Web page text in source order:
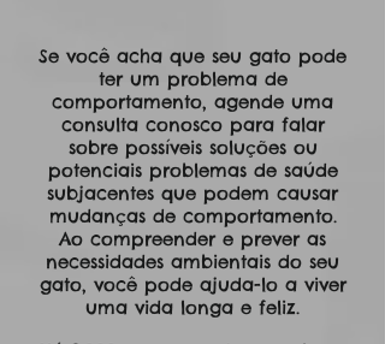
Se você acha que seu gato pode
ter um problema de
comportamento, agende uma
consulta conosco para falar
sobre possíveis soluções ou
potenciais problemas de saúde
subjacentes que podem causar
mudanças de comportamento.
Ao compreender e prever as
necessidades ambientais do seu
gato, você pode ajuda-lo a viver
uma vida longa e feliz.